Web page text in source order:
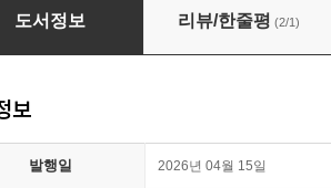
인지기능 강화 문제풀이
도서정보 리뷰/한줄평 (2/1)
보
발행일 2026년 04월 15일